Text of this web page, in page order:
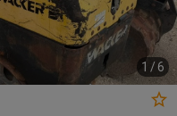
1 /6